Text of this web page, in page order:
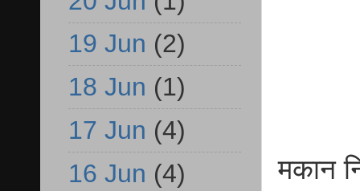
मकान
19 Jun (2)
18 Jun (1)
17 Jun (4)
16 Jun (4)